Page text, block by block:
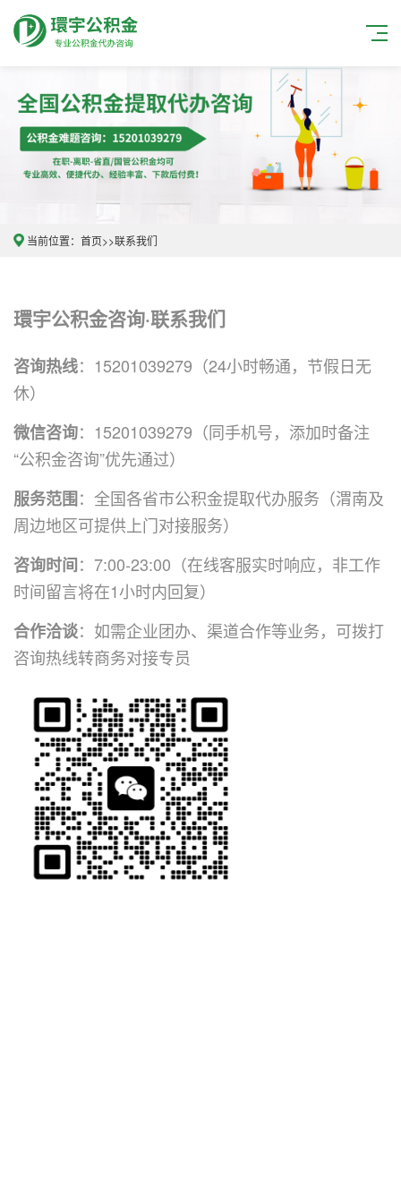
当前位置： 首页>>联系我们
環宇公积金咨询·联系我们
咨询热线：15201039279（24小时畅通，节假日无
休）
微信咨询： 15201039279 （同手机号，添加时备注
“公积金咨询”优先通过）
服务范围：全国各省市公积金提取代办服务（渭南及
周边地区可提供上门对接服务）
咨询时间：7:00-23:00（在线客服实时响应，非工作
时间留言将在1小时内回复）
合作洽谈：如需企业团办、渠道合作等业务，可拨打
咨询热线转商务对接专员